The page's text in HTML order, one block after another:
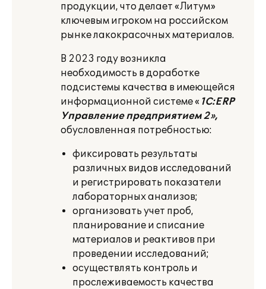
продукции, что делает «Литум»
ключевым игроком на российском
рынке лакокрасочных материалов.
В 2023 году возникла
необходимость в доработке
подсистемы качества в имеющейся
информационной системе« 1C:ERP
Управление предприятием 2»,
обусловленная потребностью:
фиксировать результаты
различных видов исследований
и регистрировать показатели
лабораторных анализов;
организовать учет проб,
планирование и списание
материалов и реактивов при
проведении исследований;
осуществлять контроль и
прослеживаемость качества